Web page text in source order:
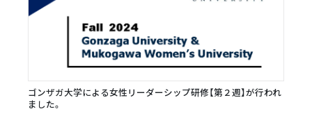
ゴンザガ大学による女性リーダーシップ研修【第２週】が行われ
ました。